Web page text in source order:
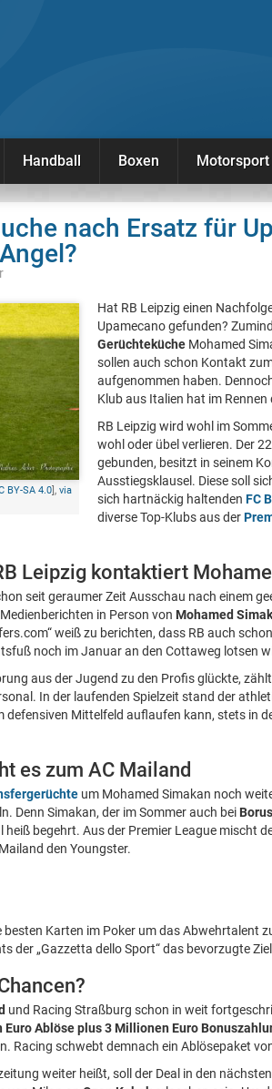
Handball Boxen Motorsport
nach Ersatz für
BY-SA 4.0], via
Hat RB Leipzig einen
Upamecano gefunden?
Gerüchteküche Mohamed
sollen auch schon Kontakt
aufgenommen haben.
Klub aus Italien hat im Rennen
RB Leipzig wird wohl im
wohl oder übel verlieren. Der
gebunden, besitzt in seinem
Ausstiegsklausel. Diese soll
sich hartnäckig haltenden FC
diverse Top-Klubs aus der
Leipzig kontaktiert
seit geraumer Zeit Ausschau nach einem
in Person von Mohamed
weiß zu berichten, dass RB auch
noch im Januar an den Cottaweg lotsen
aus der Jugend zu den Profis glückte,
In der laufenden Spielzeit stand der
defensiven Mittelfeld auflaufen kann, stets in
es zum AC Mailand
um Mohamed Simakan noch
Denn Simakan, der im Sommer auch bei
begehrt. Aus der Premier League mischt
den Youngster.
Karten im Poker um das Abwehrtalent
der „Gazzetta dello Sport“ das bevorzugte
und Racing Straßburg schon in weit
Euro Ablöse plus 3 Millionen Euro
Racing schwebt demnach ein Ablösepaket
weiter heißt, soll der Deal in den